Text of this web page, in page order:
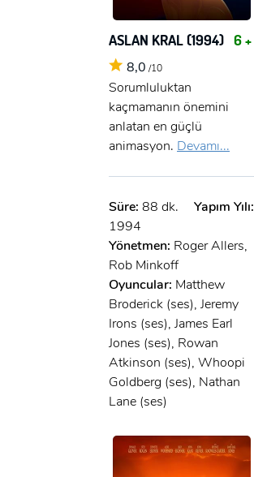
ASLAN KRAL (1994) 6 +
8,0 /10
Sorumluluktan
kaçmamanın önemini
anlatan en güçlü
animasyon. Devamı...
Süre: 88 dk.
Yapım Yılı:
1994
Yönetmen: Roger Allers,
Rob Minkoff
Oyuncular: Matthew
Broderick (ses), Jeremy
Irons (ses), James Earl
Jones (ses), Rowan
Atkinson (ses), Whoopi
Goldberg (ses), Nathan
Lane (ses)